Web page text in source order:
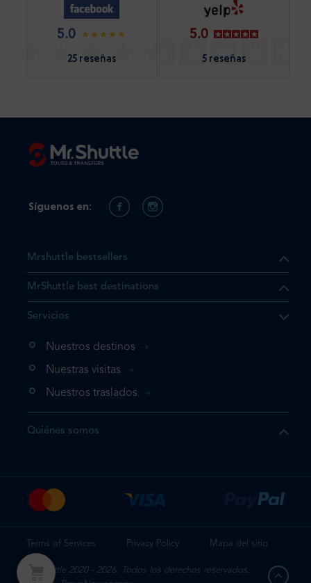
5.0
25 reseñas
5.0
5 reseñas
Mrshuttle bestsellers
MrShuttle best destinations
Servicios
Nuestros destinos
Nuestras visitas
Nuestros traslados
Quiénes somos
Síguenos en:
Terms of Services Privacy Policy Mapa del sitio
Sr. Shuttle 2020 - 2026. Todos los derechos reservados.